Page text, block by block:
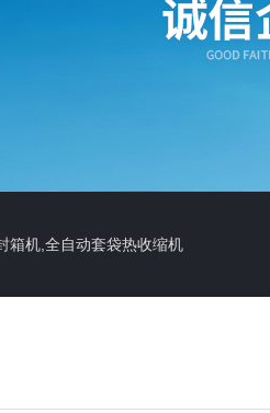
箱机,全自动套袋热收缩机